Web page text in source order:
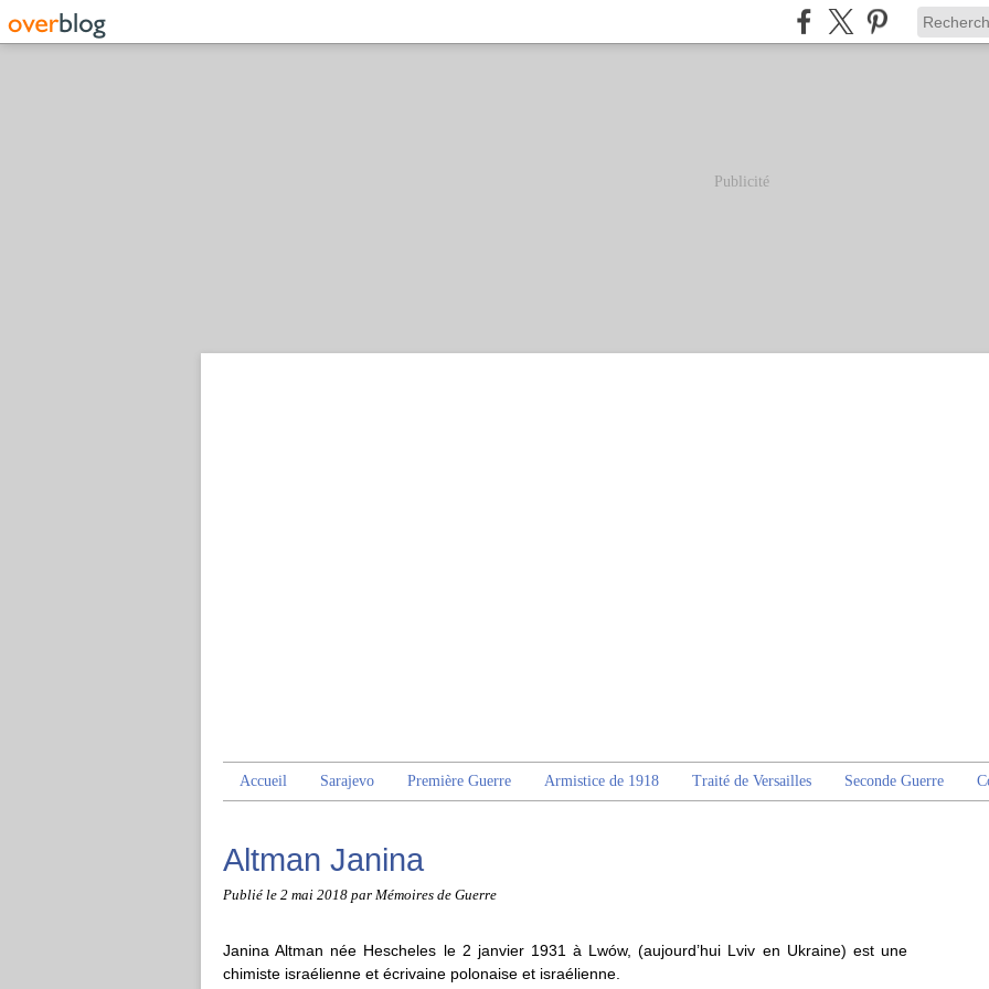
Publicité
Accueil Sarajevo Première Guerre Armistice de 1918 Traité de Versailles Seconde Guerre
Altman Janina
Publié le 2 mai 2018 par Mémoires de Guerre
Janina Altman née Hescheles le 2 janvier 1931 à Lwów, (aujourd’hui Lviv en Ukraine) est une
chimiste israélienne et écrivaine polonaise et israélienne.